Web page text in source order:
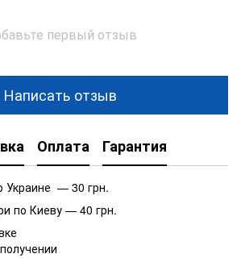
первый отзыв
Написать отзыв
Оплата Гарантия
Украине — 30 грн.
по Киеву — 40 грн.